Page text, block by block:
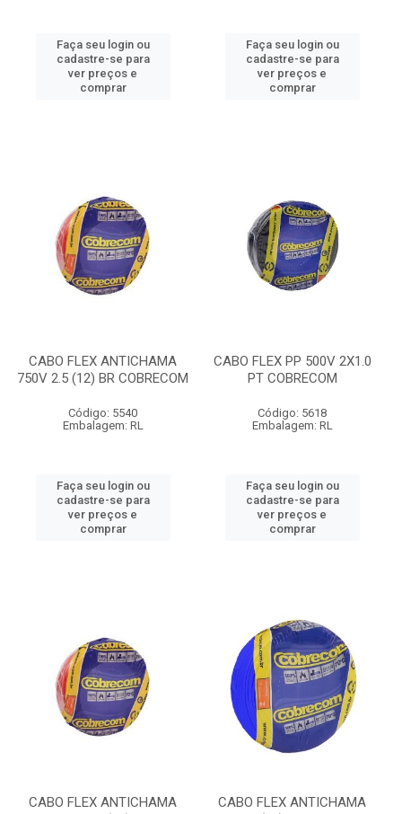
Faça seu login ou
cadastre-se para
ver preços e
comprar
Faça seu login ou
cadastre-se para
ver preços e
comprar
CABO FLEX ANTICHAMA
750V 2.5 (12) BR COBRECOM
Código: 5540
Embalagem: RL
Faça seu login ou
cadastre-se para
ver preços e
comprar
CABO FLEX PP 500V 2X1.0
PT COBRECOM
Código: 5618
Embalagem: RL
Faça seu login ou
cadastre-se para
ver preços e
comprar
CABO FLEX ANTICHAMA
CABO FLEX ANTICHAMA